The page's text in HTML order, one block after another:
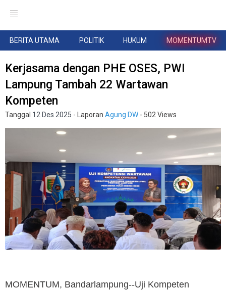
BERITA UTAMA POLITIK HUKUM MOMENTUMTV
Kerjasama dengan PHE OSES, PWI
Lampung Tambah 22 Wartawan
Kompeten
Tanggal 12 Des 2025 - Laporan Agung DW - 502 Views
MOMENTUM, Bandarlampung--Uji Kompeten